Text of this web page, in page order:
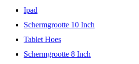
Ipad
Schermgrootte 10 Inch
Tablet Hoes
Schermgrootte 8 Inch